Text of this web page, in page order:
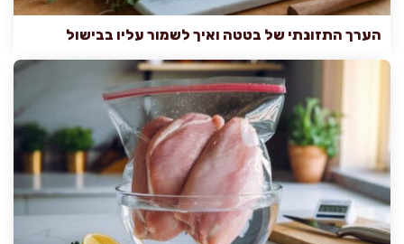
הערך התזונתי של בטטה ואיך לשמור עליו בבישול